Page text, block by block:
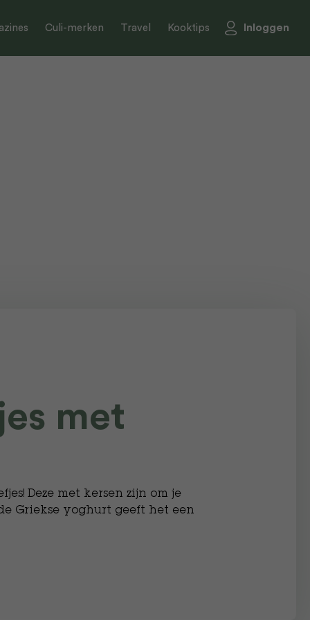
Culi-merken Travel Kooktips Inloggen
met
Deze met kersen zijn om je
Griekse yoghurt geeft het een